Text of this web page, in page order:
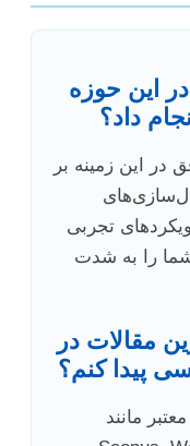
در این حوزه
داد؟
در این زمینه بر
تجربی
شما را به شدت
مقالات در
پیدا کنم؟
مانند